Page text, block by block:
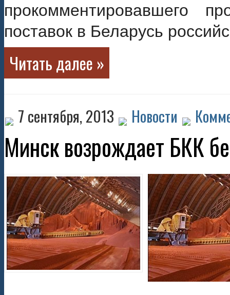
прокомментировавшего
поставок в Беларусь
Читать далее »
7 сентября, 2013 Новости
Минск возрождает БКК